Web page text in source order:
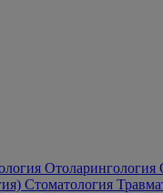
Отоларингология
Стоматология